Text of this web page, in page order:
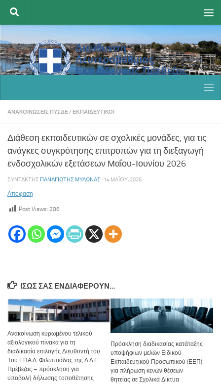
Skip to content
ΑΝΑΚΟΙΝΏΣΕΙΣ ΠΥΣΔΕ / ΕΚΠΑΙΔΕΥΤΙΚΟΊ
Διάθεση εκπαιδευτικών σε σχολικές μονάδες, για τις
ανάγκες συγκρότησης επιτροπών για τη διεξαγωγή
ενδοσχολικών εξετάσεων Μαΐου-Ιουνίου 2026
ΣΥΝΤΆΚΤΗΣ ΠΑΝΑΓΙΏΤΗΣ ΜΥΛΩΝΆΣ · 14 ΜΑΪ́ΟΥ, 2026
Απόφαση
Post Views: 206
ΊΣΩΣ ΣΑΣ ΕΝΔΙΑΦΈΡΟΥΝ…
Ανακοίνωση κυρωμένου τελικού
αξιολογικού πίνακα για τη
διαδικασία επιλογής Διευθυντή του
1ου ΕΠΑ.Λ. Φιλιππιάδας της Δ.Δ.Ε.
Πρέβεζας – πρόσκληση για
υποβολή δήλωσης τοποθέτησης
Πρόσκληση διαδικασίας κατάταξης
υποψήφιων μελών Ειδικού
Εκπαιδευτικού Προσωπικού (ΕΕΠ)
για πλήρωση κενών θέσεων
θητείας σε Σχολικά Δίκτυα